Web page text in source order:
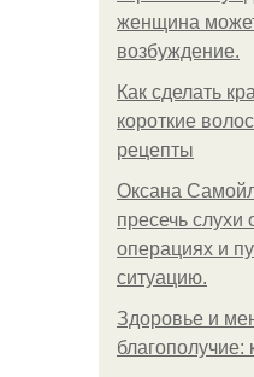
женщина
возбуждение.
Как сделать
короткие
рецепты
Оксана
пресечь слухи
операциях и
ситуацию.
Здоровье и
благополучие: